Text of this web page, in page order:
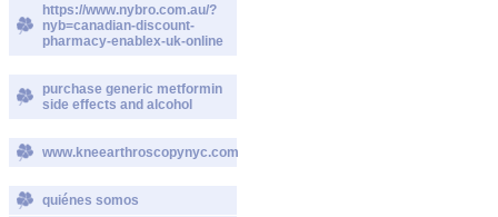
https://www.nybro.com.au/?
nyb=canadian-discount-
pharmacy-enablex-uk-online
purchase generic metformin
side effects and alcohol
www.kneearthroscopynyc.com
quiénes somos